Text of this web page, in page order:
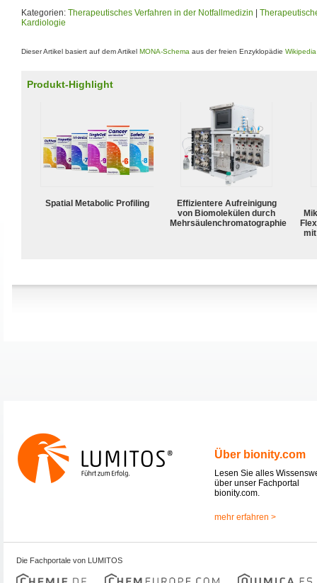
Kategorien: Therapeutisches Verfahren in der Notfallmedizin
Kardiologie
Dieser Artikel basiert auf dem Artikel MONA-Schema aus der freien Enzyklopädie Wikipedia
Produkt-Highlight
Spatial Metabolic Profiling
Effizientere Aufreinigung
von Biomolekülen durch
Mehrsäulenchromatographie
Über bionity.com
Lesen Sie alles
über unser Fachportal
bionity.com.
mehr erfahren >
Die Fachportale von LUMITOS